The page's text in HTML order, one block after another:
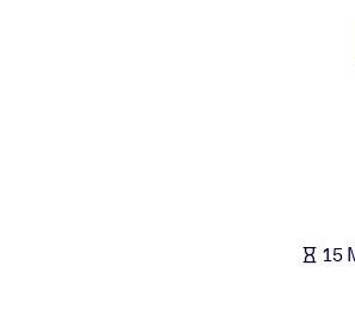
Bereichern Sie Ihre
Nutzen Sie verlässliches, strukturiertes15